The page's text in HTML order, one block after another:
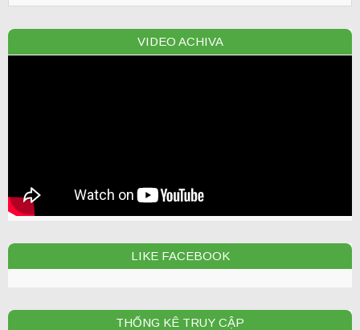
VIDEO ACHIVA
LIKE FACEBOOK
THỐNG KÊ TRUY CẬP